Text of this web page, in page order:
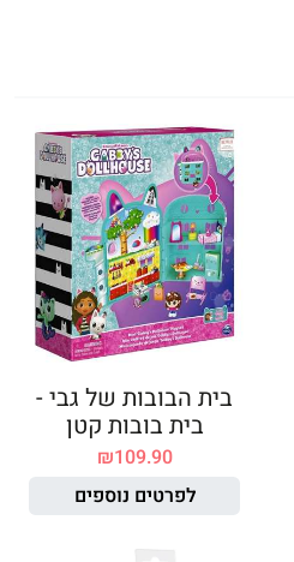
בית הבובות של גבי -
בית בובות קטן
₪109.90
לפרטים נוספים